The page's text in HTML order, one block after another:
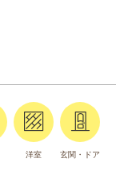
洋室 玄関・ドア